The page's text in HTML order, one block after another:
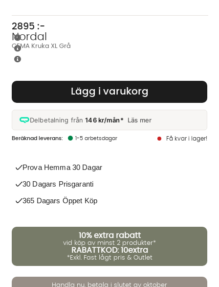
CEMA Kruka XL Grå
Nordal
2895 :-
Lägg i varukorg
Delbetalning från146 kr/mån* Läs mer
1-5 arbetsdagar Få kvar i lager!
Prova Hemma 30 Dagar
30 Dagars Prisgaranti
365 Dagars Öppet Köp
10% extra rabatt
vid köp av minst 2 produkter*
RABATTKOD: 10extra
*Exkl. Fast lågt pris & Outlet
Handla nu, betala i slutet av oktober
Vi använder AI för att svara på dina frågor. Konversationen
inte dina uppgifter med tredje part. Läs mer i vår